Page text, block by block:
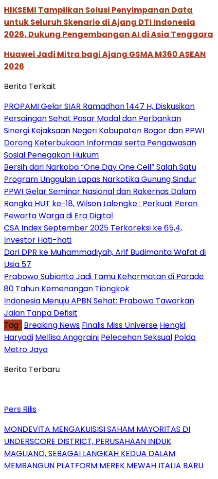
HIKSEMI Tampilkan Solusi Penyimpanan Data
untuk Seluruh Skenario di Ajang DTI Indonesia
2026, Dukung Pengembangan AI di Asia Tenggara
Huawei Jadi Mitra bagi Ajang GSMA M360 ASEAN
2026
Berita Terkait
PROPAMI Gelar SIAR Ramadhan 1447 H, Diskusikan
Persaingan Sehat Pasar Modal dan Perbankan
Sinergi Kejaksaan Negeri Kabupaten Bogor dan PPWI
Dorong Keterbukaan Informasi serta Pengawasan
Sosial Penegakan Hukum
Bersih dari Narkoba “One Day One Cell” Salah Satu
Program Unggulan Lapas Narkotika Gunung Sindur
PPWI Gelar Seminar Nasional dan Rakernas Dalam
Rangka HUT ke-18, Wilson Lalengke : Perkuat Peran
Pewarta Warga di Era Digital
CSA Index September 2025 Terkoreksi ke 65,4,
Investor Hati-hati
Dari DPR ke Muhammadiyah, Arif Budimanta Wafat di
Usia 57
Prabowo Subianto Jadi Tamu Kehormatan di Parade
80 Tahun Kemenangan Tiongkok
Indonesia Menuju APBN Sehat: Prabowo Tawarkan
Jalan Tanpa Defisit
Tag : Breaking News Finalis Miss Universe Hengki
Haryadi Mellisa Anggraini Pelecehan Seksual Polda
Metro Jaya
Berita Terbaru
Pers Rilis
MONDEVITA MENGAKUISISI SAHAM MAYORITAS DI
UNDERSCORE DISTRICT, PERUSAHAAN INDUK
MAGLIANO, SEBAGAI LANGKAH KEDUA DALAM
MEMBANGUN PLATFORM MEREK MEWAH ITALIA BARU